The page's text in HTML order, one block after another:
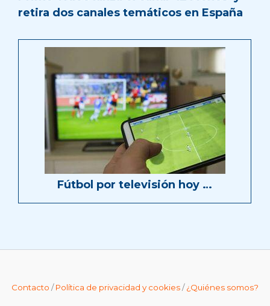
retira dos canales temáticos en España
Fútbol por televisión hoy …
Contacto /Política de privacidad y cookies/¿Quiénes somos?